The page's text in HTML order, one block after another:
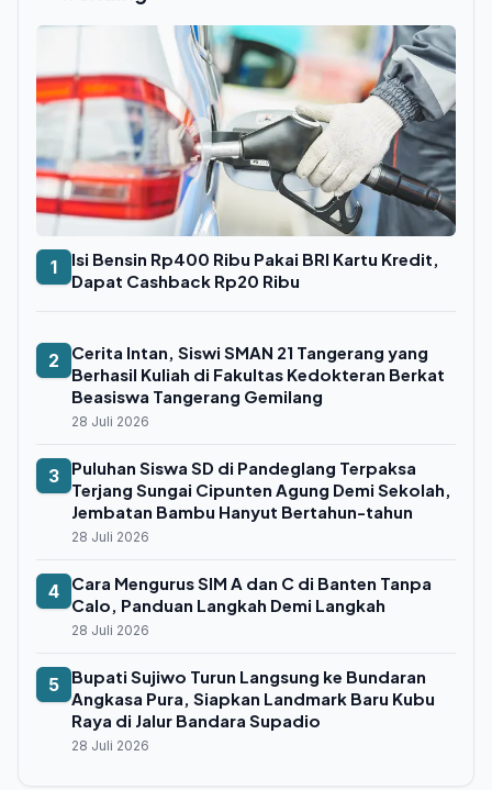
1
Isi Bensin Rp400 Ribu Pakai BRI Kartu Kredit,
Dapat Cashback Rp20 Ribu
2
Cerita Intan, Siswi SMAN 21 Tangerang yang
Berhasil Kuliah di Fakultas Kedokteran Berkat
Beasiswa Tangerang Gemilang
28 Juli 2026
3
Puluhan Siswa SD di Pandeglang Terpaksa
Terjang Sungai Cipunten Agung Demi Sekolah,
Jembatan Bambu Hanyut Bertahun-tahun
28 Juli 2026
4
Cara Mengurus SIM A dan C di Banten Tanpa
Calo, Panduan Langkah Demi Langkah
28 Juli 2026
5
Bupati Sujiwo Turun Langsung ke Bundaran
Angkasa Pura, Siapkan Landmark Baru Kubu
Raya di Jalur Bandara Supadio
28 Juli 2026